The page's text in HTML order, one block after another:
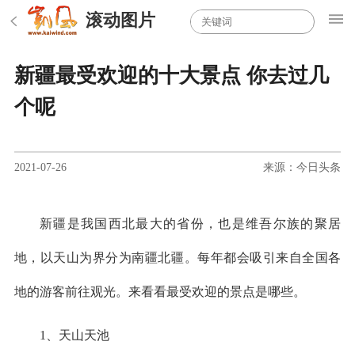
滚动图片
新疆最受欢迎的十大景点 你去过几
个呢
2021-07-26 来源：今日头条
新疆是我国西北最大的省份，也是维吾尔族的聚居
地，以天山为界分为南疆北疆。每年都会吸引来自全国各
地的游客前往观光。来看看最受欢迎的景点是哪些。
1、天山天池